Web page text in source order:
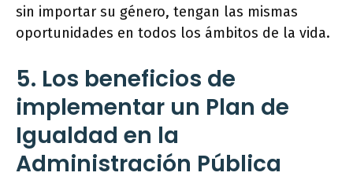
sin importar su género, tengan las mismas
oportunidades en todos los ámbitos de la vida.
5. Los beneficios de
implementar un Plan de
Igualdad en la
Administración Pública